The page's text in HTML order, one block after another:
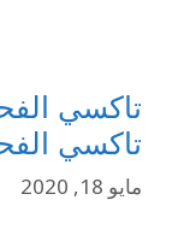
تاكسي
مايو 18, 2020